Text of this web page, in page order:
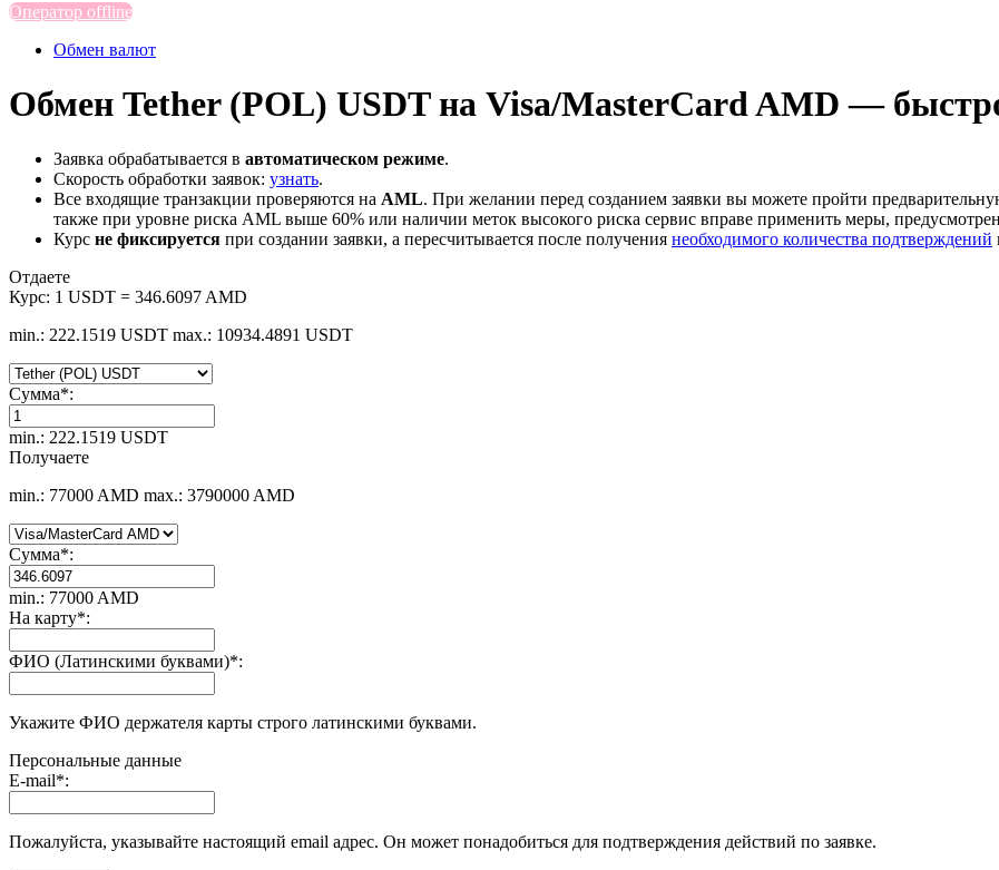
Оператор offline
Обмен валют
Обмен Tether (POL) USDT на Visa/MasterCard AMD —
Заявка обрабатывается в автоматическом режиме.
Скорость обработки заявок: узнать.
Все входящие транзакции проверяются на AML. При желании перед созданием заявки вы можете пройти
также при уровне риска AML выше 60% или наличии меток высокого риска сервис вправе применить меры,
Курс не фиксируется при создании заявки, а пересчитывается после получения необходимого количества подтверждений
Отдаете
Курс: 1 USDT = 346.6097 AMD
min.: 222.1519 USDT max.: 10934.4891 USDT
Сумма*:
min.: 222.1519 USDT
Получаете
min.: 77000 AMD max.: 3790000 AMD
Сумма*:
min.: 77000 AMD
На карту*:
ФИО (Латинскими буквами)*:
Укажите ФИО держателя карты строго латинскими буквами.
Персональные данные
E-mail*:
Пожалуйста, указывайте настоящий email адрес. Он может понадобиться для подтверждения действий по заявке.